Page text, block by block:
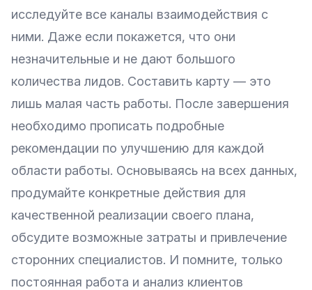
исследуйте все каналы взаимодействия с
ними. Даже если покажется, что они
незначительные и не дают большого
количества лидов. Составить карту — это
лишь малая часть работы. После завершения
необходимо прописать подробные
рекомендации по улучшению для каждой
области работы. Основываясь на всех данных,
продумайте конкретные действия для
качественной реализации своего плана,
обсудите возможные затраты и привлечение
сторонних специалистов. И помните, только
постоянная работа и анализ клиентов